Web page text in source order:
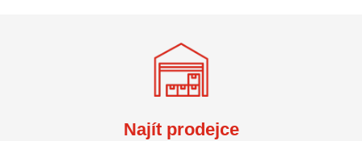
Najít prodejce